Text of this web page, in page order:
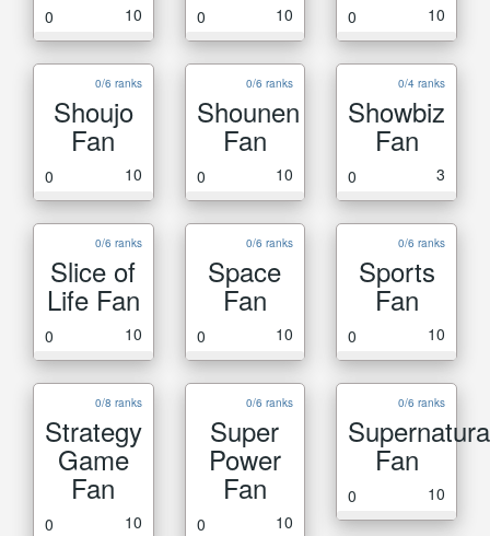
0 10 0 10 0 10
0/6 ranks
Shoujo
Fan
0 10
0/6 ranks
Shounen
Fan
0 10
0/4 ranks
Showbiz
Fan
0 3
0/6 ranks
Slice of
Life Fan
0 10
0/6 ranks
Space
Fan
0 10
0/6 ranks
Sports
Fan
0 10
0/8 ranks
Strategy
Game
Fan
0 10
0/6 ranks
Super
Power
Fan
0 10
0/6 ranks
Fan
0 10